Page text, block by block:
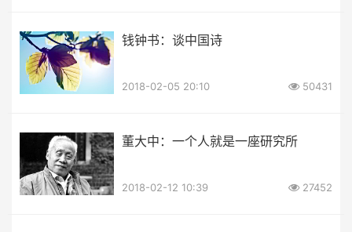
钱钟书：谈中国诗
2018-02-05 20:10 50431
董大中：一个人就是一座研究所
2018-02-12 10:39 27452